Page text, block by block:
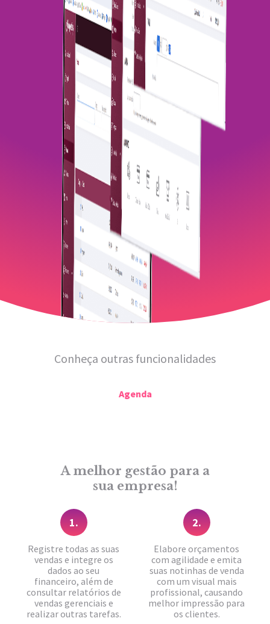
Conheça outras funcionalidades
Agenda
A melhor gestão para a
sua empresa!
1.
Registre todas as suas
vendas e integre os
dados ao seu
financeiro, além de
consultar relatórios de
vendas gerenciais e
realizar outras tarefas.
2.
Elabore orçamentos
com agilidade e emita
suas notinhas de venda
com um visual mais
profissional, causando
melhor impressão para
os clientes.